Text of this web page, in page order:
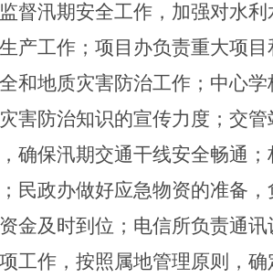
督汛期安全工作，加强对水
产工作；项目办负责重大项
和地质灾害防治工作；中心
害防治知识的宣传力度；交
确保汛期交通干线安全畅通
民政办做好应急物资的准备
金及时到位；电信所负责通
工作，按照属地管理原则，